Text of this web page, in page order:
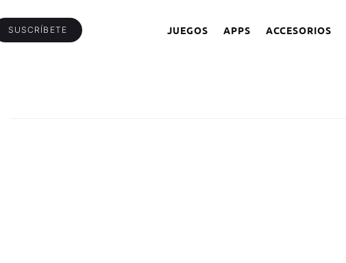
SUSCRÍBETE JUEGOS APPS ACCESORIOS